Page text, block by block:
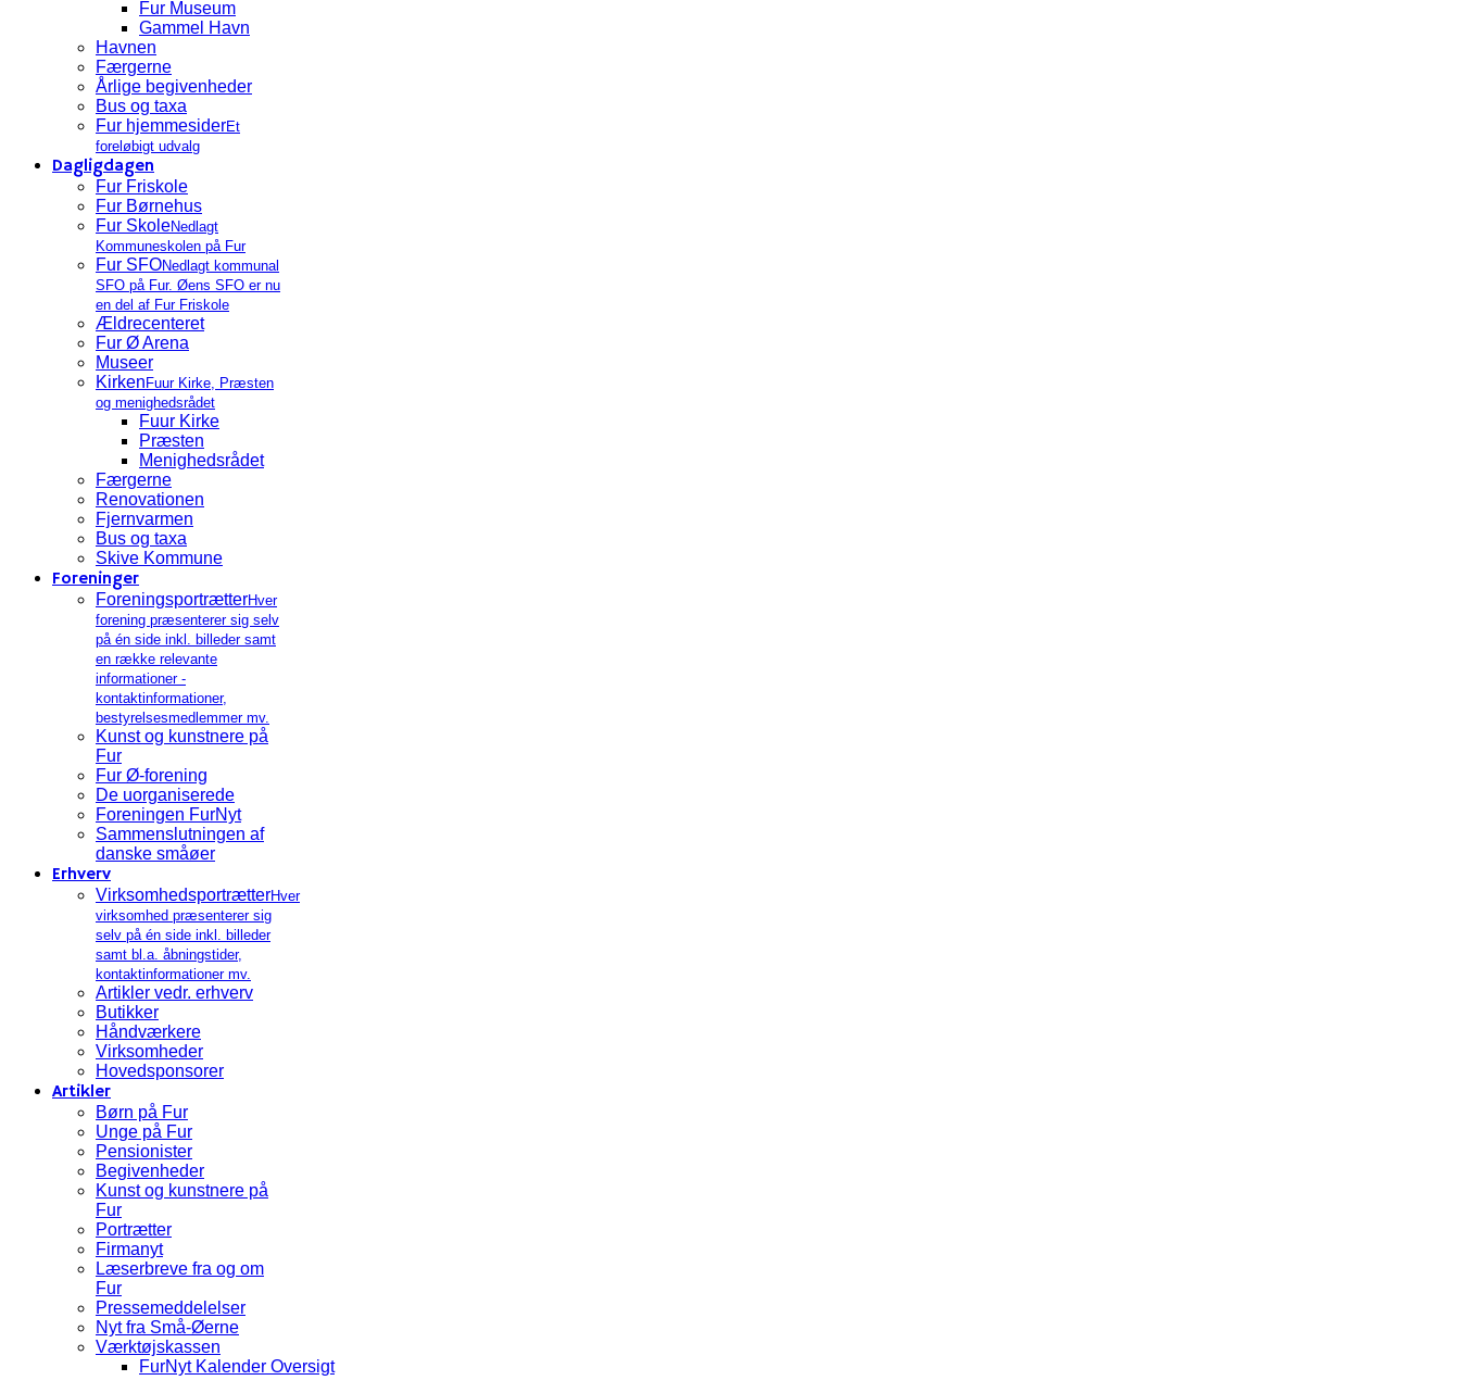
Fur Museum
Gammel Havn
Havnen
Færgerne
Årlige begivenheder
Bus og taxa
Fur hjemmesiderEt
foreløbigt udvalg
Dagligdagen
Fur Friskole
Fur Børnehus
Fur SkoleNedlagt
Kommuneskolen på Fur
Fur SFONedlagt kommunal
SFO på Fur. Øens SFO er nu
en del af Fur Friskole
Ældrecenteret
Fur Ø Arena
Museer
Kirken Fuur Kirke, Præsten
og menighedsrådet
Fuur Kirke
Præsten
Menighedsrådet
Færgerne
Renovationen
Fjernvarmen
Bus og taxa
Skive Kommune
Foreninger
ForeningsportrætterHver
forening præsenterer sig selv
på én side inkl. billeder samt
en række relevante
informationer -
kontaktinformationer,
bestyrelsesmedlemmer mv.
Kunst og kunstnere på
Fur
Fur Ø-forening
De uorganiserede
Foreningen FurNyt
Sammenslutningen af
danske småøer
Erhverv
VirksomhedsportrætterHver
virksomhed præsenterer sig
selv på én side inkl. billeder
samt bl.a. åbningstider,
kontaktinformationer mv.
Artikler vedr. erhverv
Butikker
Håndværkere
Virksomheder
Hovedsponsorer
Artikler
Børn på Fur
Unge på Fur
Pensionister
Begivenheder
Kunst og kunstnere på
Fur
Portrætter
Firmanyt
Læserbreve fra og om
Fur
Pressemeddelelser
Nyt fra Små-Øerne
Værktøjskassen
FurNyt Kalender Oversigt